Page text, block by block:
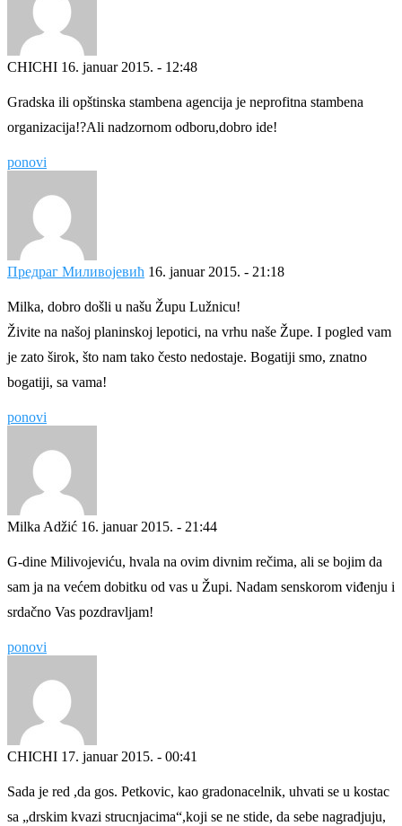
CHICHI 16. januar 2015. - 12:48
Gradska ili opštinska stambena agencija je neprofitna stambena
organizacija!?Ali nadzornom odboru,dobro ide!
ponovi
Предраг Миливојевић 16. januar 2015. - 21:18
Milka, dobro došli u našu Župu Lužnicu!
Živite na našoj planinskoj lepotici, na vrhu naše Župe. I pogled vam
je zato širok, što nam tako često nedostaje. Bogatiji smo, znatno
bogatiji, sa vama!
ponovi
Milka Adžić 16. januar 2015. - 21:44
G-dine Milivojeviću, hvala na ovim divnim rečima, ali se bojim da
sam ja na većem dobitku od vas u Župi. Nadam senskorom viđenju i
srdačno Vas pozdravljam!
ponovi
CHICHI 17. januar 2015. - 00:41
Sada je red ,da gos. Petkovic, kao gradonacelnik, uhvati se u kostac
sa „drskim kvazi strucnjacima“,koji se ne stide, da sebe nagradjuju,